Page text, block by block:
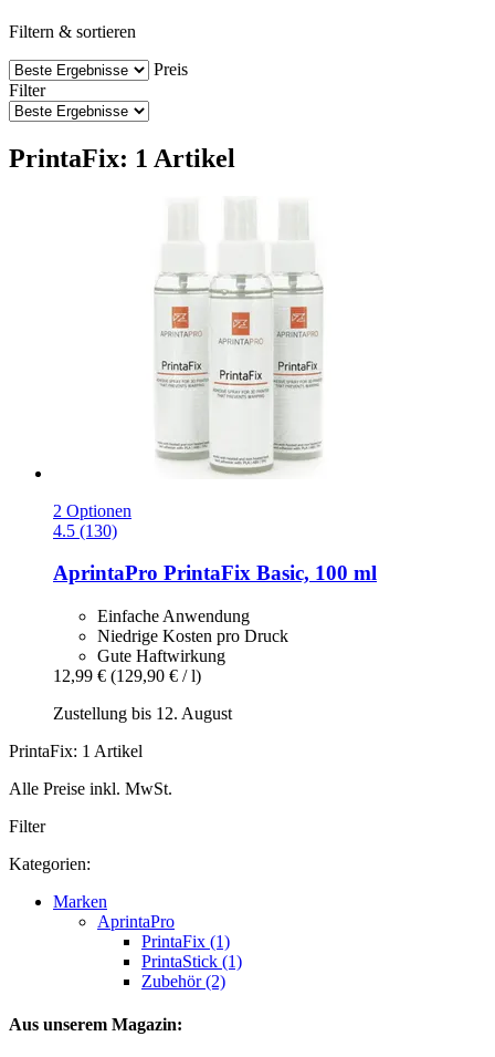
Filtern & sortieren
Preis
Filter
PrintaFix: 1 Artikel
2 Optionen
4.5 (130)
AprintaPro PrintaFix Basic, 100 ml
Einfache Anwendung
Niedrige Kosten pro Druck
Gute Haftwirkung
12,99 € (129,90 € / l)
Zustellung bis 12. August
PrintaFix: 1 Artikel
Alle Preise inkl. MwSt.
Filter
Kategorien:
Marken
AprintaPro
PrintaFix (1)
PrintaStick (1)
Zubehör (2)
Aus unserem Magazin: